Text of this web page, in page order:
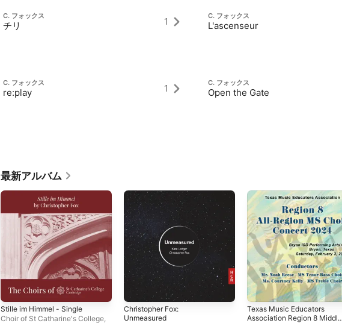
C. フォックス
チリ 1
C. フォックス
re:play 1
C. フォックス
L'ascenseur
C. フォックス
Open the Gate
最新アルバム
Stille im Himmel - Single
Choir of St Catharine's College,
Christopher Fox:
Unmeasured
Texas Music Educators
Association Region 8 Middle